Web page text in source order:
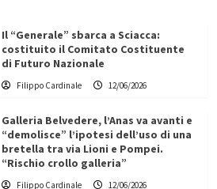
Il “Generale” sbarca a Sciacca:
costituito il Comitato Costituente
di Futuro Nazionale
Filippo Cardinale 12/06/2026
Galleria Belvedere, l’Anas va avanti e
“demolisce” l’ipotesi dell’uso di una
bretella tra via Lioni e Pompei.
“Rischio crollo galleria”
Filippo Cardinale 12/06/2026